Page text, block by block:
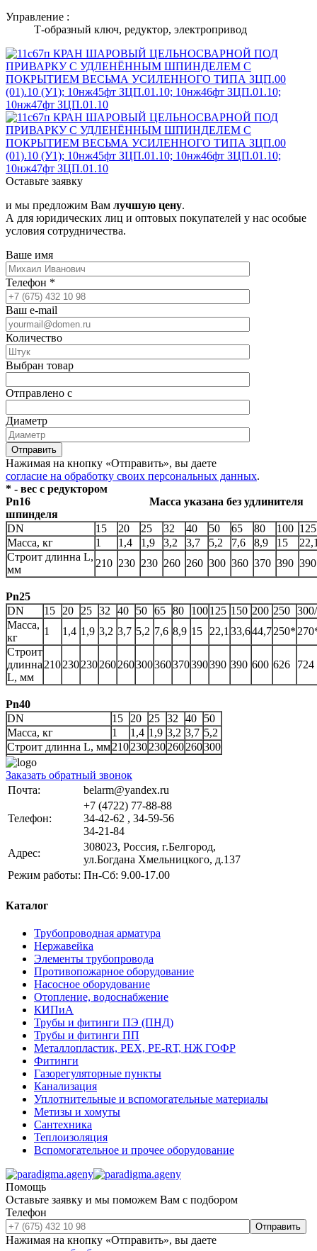
Управление :
Т-образный ключ, редуктор, электропривод
Оставьте заявку
и мы предложим Вам лучшую цену.
А для юридических лиц и оптовых покупателей у нас особые
условия сотрудничества.
Ваше имя
Телефон *
Ваш e-mail
Количество
Выбран товар
Отправлено с
Диаметр
Отправить
Нажимая на кнопку «Отправить», вы даете
согласие на обработку своих персональных данных.
* - вес с редуктором
Pn16 Масса указана без удлинителя
шпинделя
DN
15 20 25 32 40 50 65 80 100 125
Масса, кг
1 1,4 1,9 3,2 3,7 5,2 7,6 8,9 15
Строит длинна L,
мм
210 230 230 260 260 300 360 370 390 390
Pn25
DN
15 20 25 32 40 50 65 80 100125 150 200 250
Масса,
кг
1 1,4 1,9 3,2 3,7 5,2 7,6 8,9 15 22,1 33,644,7250*
Строит
длинна
L, мм
210230230260260300360370390390 390 600 626 724
Pn40
DN
15 20 25 32 40
50
Масса, кг
1 1,4 1,9 3,2 3,7 5,2
Строит длинна L, мм210230230260260300
Заказать обратный звонок
Почта:
belarm@yandex.ru
Телефон:
+7 (4722) 77-88-88
34-42-62 , 34-59-56
34-21-84
Адрес:
308023, Россия, г.Белгород,
ул.Богдана Хмельницкого, д.137
Режим работы: Пн-Сб: 9.00-17.00
Каталог
Трубопроводная арматура
Нержавейка
Элементы трубопровода
Противопожарное оборудование
Насосное оборудование
Отопление, водоснабжение
КИПиА
Трубы и фитинги ПЭ (ПНД)
Трубы и фитинги ПП
Металлопластик, РЕХ, РЕ-RТ, НЖ ГОФР
Фитинги
Газорегуляторные пункты
Канализация
Уплотнительные и вспомогательные материалы
Метизы и хомуты
Сантехника
Теплоизоляция
Вспомогательное и прочее оборудование
Помощь
Оставьте заявку и мы поможем Вам с подбором
Телефон
Отправить
Нажимая на кнопку «Отправить», вы даете